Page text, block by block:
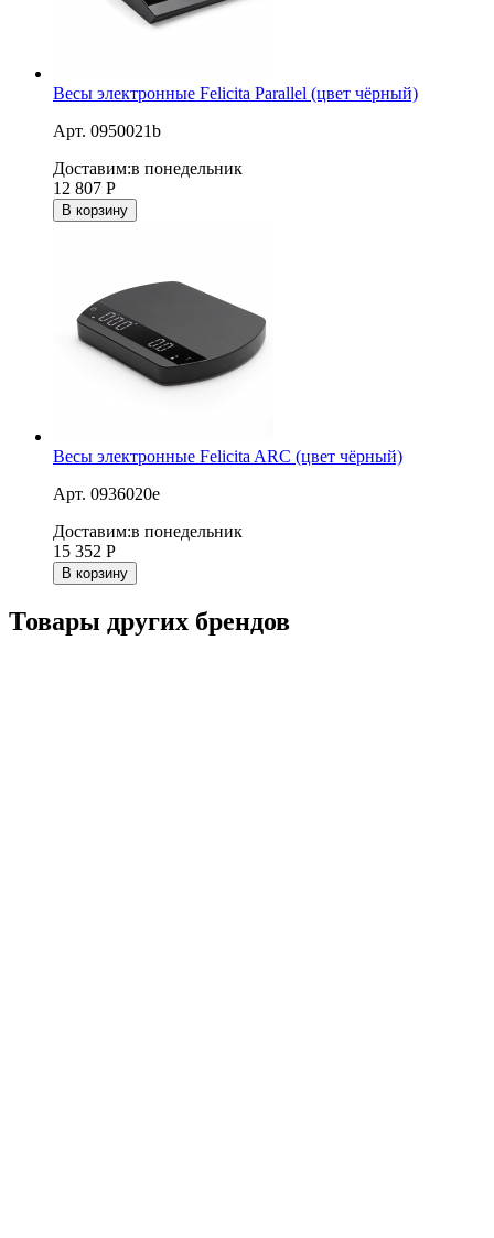
Весы электронные Felicita Parallel (цвет чёрный)
Арт. 0950021b
Доставим:в понедельник
12 807 Р
В корзину
Весы электронные Felicita ARC (цвет чёрный)
Арт. 0936020e
Доставим:в понедельник
15 352 Р
В корзину
Товары других брендов